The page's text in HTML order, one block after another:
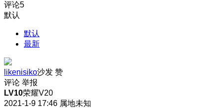
评论5
默认
默认
最新
likenisiko沙发 赞
评论 举报
LV10荣耀V20
2021-1-9 17:46 属地未知